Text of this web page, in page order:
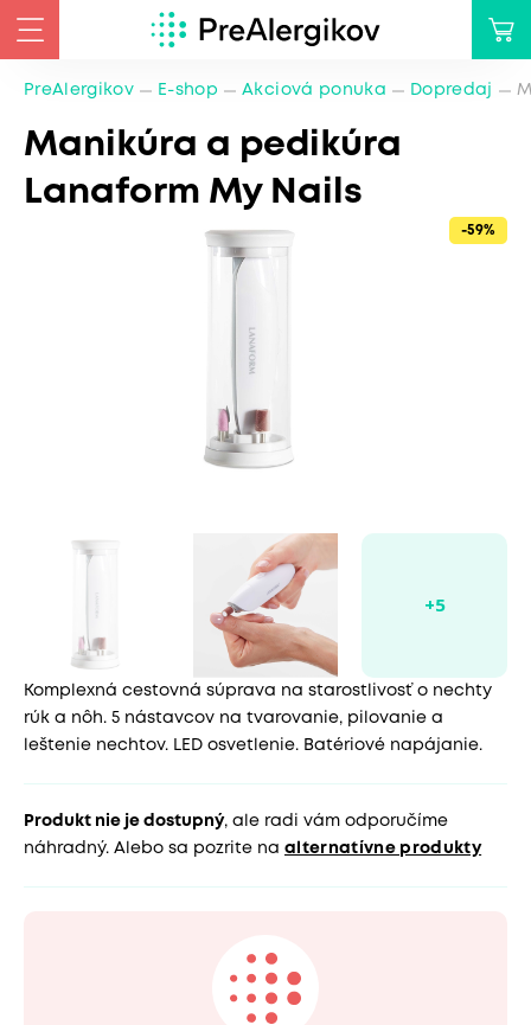
PreAlergikov E-shop Akciová ponuka Dopredaj
Manikúra a pedikúra
Lanaform My Nails
-59%
Komplexná cestovná súprava na starostlivosť o nechty
rúk a nôh. 5 nástavcov na tvarovanie, pilovanie a
leštenie nechtov. LED osvetlenie. Batériové napájanie.
Produkt nie je dostupný, ale radi vám odporučíme
náhradný. Alebo sa pozrite na alternatívne produkty